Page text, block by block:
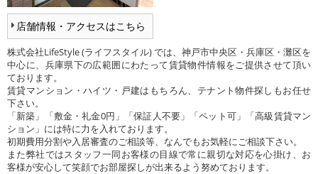
店舗情報・アクセスはこちら
株式会社LifeStyle (ライフスタイル) では、神戸市中央区・兵庫区・灘区を
中心に、兵庫県下の広範囲にわたって賃貸物件情報をご提供させて頂い
ております。
賃貸マンション・ハイツ・戸建はもちろん、テナント物件探しもお任せ
下さい。
「新築」「敷金・礼金0円」「保証人不要」「ペット可」「高級賃貸マン
ション」には特に力を入れております。
初期費用分割や入居審査のご相談等、なんでもお気軽にご相談下さい。
また弊社ではスタッフ一同お客様の目線で常に親切な対応を心掛け、お
客様が安心して笑顔でお部屋探しが出来るよう努めております。